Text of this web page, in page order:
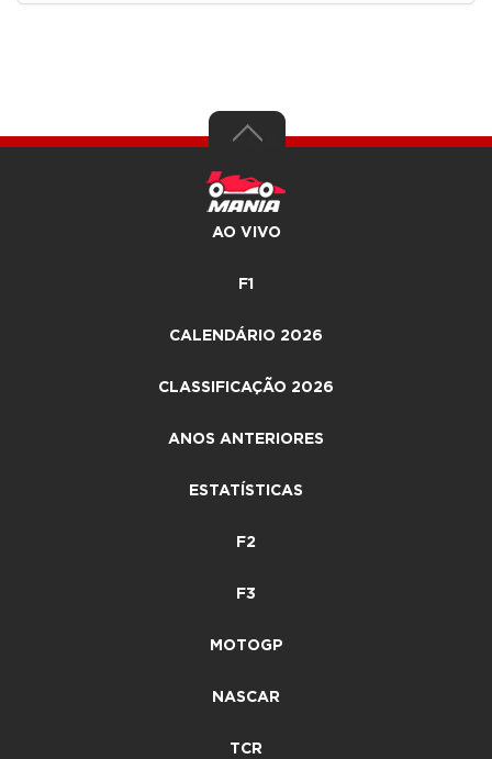
AO VIVO
F1
CALENDÁRIO 2026
CLASSIFICAÇÃO 2026
ANOS ANTERIORES
ESTATÍSTICAS
F2
F3
MOTOGP
NASCAR
TCR